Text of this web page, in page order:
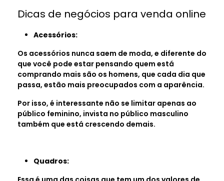
Dicas de negócios para venda online
Acessórios:
Os acessórios nunca saem de moda, e diferente do
que você pode estar pensando quem está
comprando mais são os homens, que cada dia que
passa, estão mais preocupados com a aparência.
Por isso, é interessante não se limitar apenas ao
público feminino, invista no público masculino
também que está crescendo demais.
Quadros: